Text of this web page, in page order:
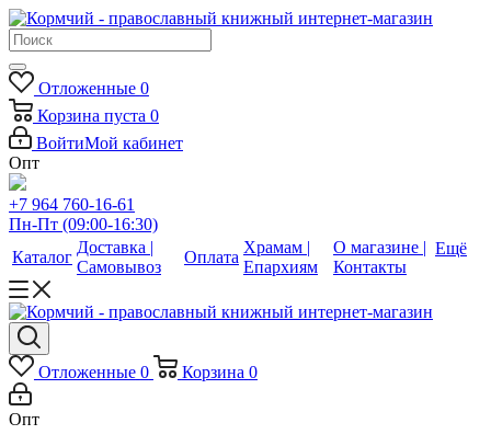
Отложенные 0
Корзина пуста 0
ВойтиМой кабинет
Опт
+7 964 760-16-61
Пн-Пт (09:00-16:30)
Каталог
Доставка |
Самовывоз
Оплата
Храмам |
Епархиям
О магазине |
Контакты
Ещё
Отложенные 0 Корзина 0
Опт